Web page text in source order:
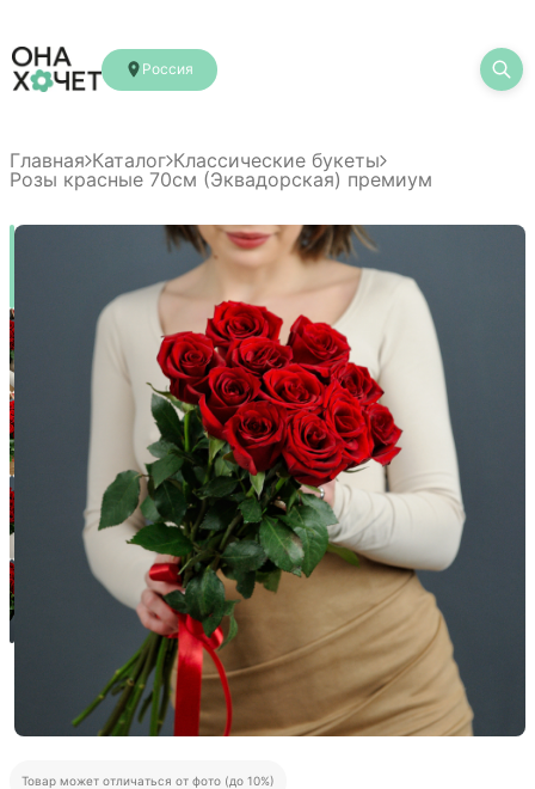
Россия
Главная Каталог Классические букеты
Розы красные 70см (Эквадорская) премиум
Товар может отличаться от фото (до 10%)